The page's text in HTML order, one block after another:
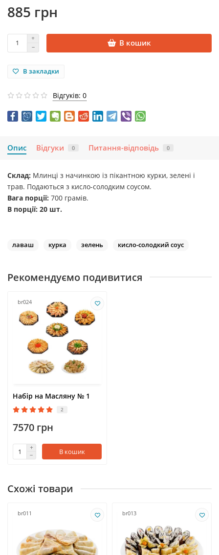
885 грн
В кошик
В закладки
Відгуків: 0
Опис Відгуки 0 Питання-відповідь 0
Склад: Млинці з начинкою із пікантною курки, зелені і
трав. Подаються з кисло-солодким соусом.
Вага порції: 700 грамів.
В порції: 20 шт.
лаваш курка зелень кисло-солодкий соус
Рекомендуємо подивитися
br024
Набір на Масляну № 1
2
7570 грн
В кошик
Схожі товари
br011 br013